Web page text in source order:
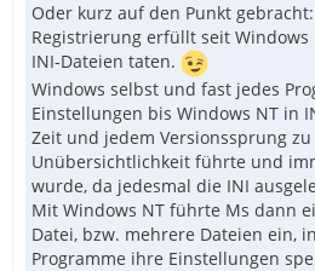
Oder kurz auf den Punkt
Registrierung erfüllt seit Windows
INI-Dateien taten.
Windows selbst und fast jedes
Einstellungen bis Windows NT in
Zeit und jedem Versionssprung
Unübersichtlichkeit führte und
wurde, da jedesmal die INI
Mit Windows NT führte Ms dann
Datei, bzw. mehrere Dateien ein,
Programme ihre Einstellungen